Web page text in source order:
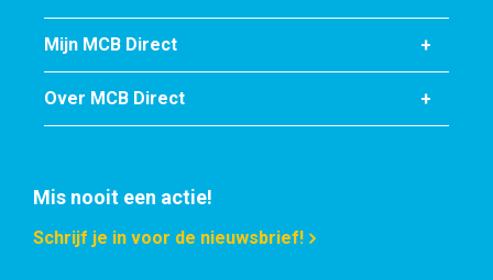
Mijn MCB Direct
Over MCB Direct
Mis nooit een actie!
Schrijf je in voor de nieuwsbrief!